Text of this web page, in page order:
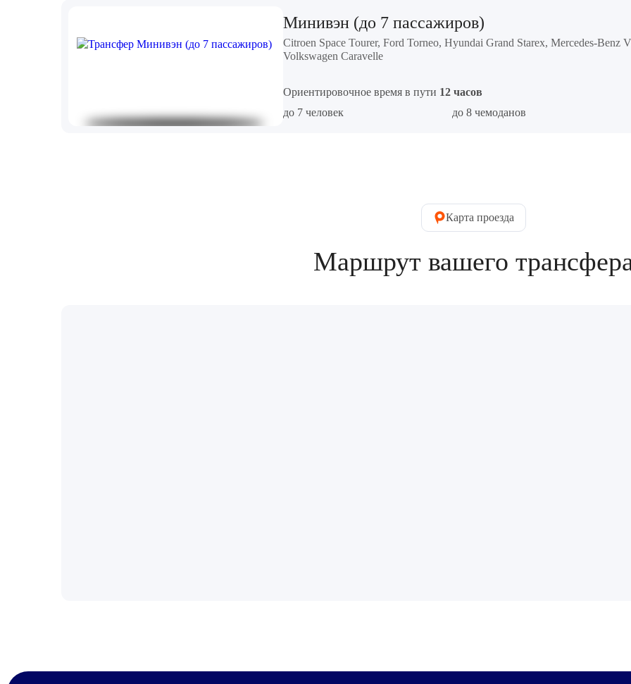
Минивэн (до 7 пассажиров)
Citroen Space Tourer, Ford Torneo, Hyundai Grand Starex, Mercedes-Benz
Volkswagen Caravelle
Ориентировочное время в пути 12 часов
до 7 человек
до 8 чемоданов
Карта проезда
Маршрут вашего